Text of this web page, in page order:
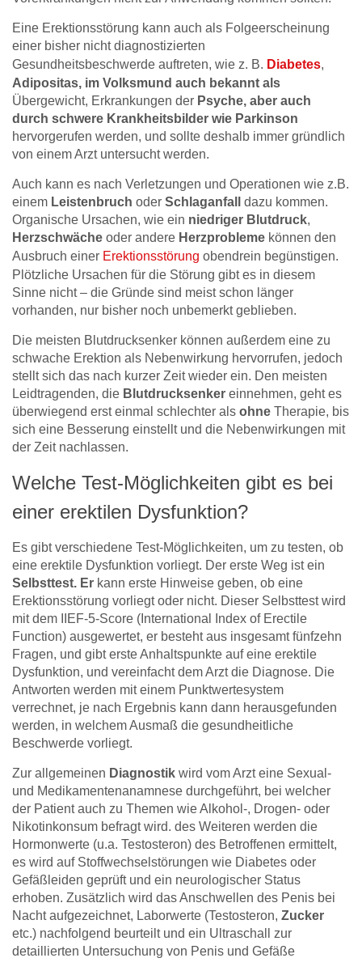
Eine Erektionsstörung kann auch als Folgeerscheinung
einer bisher nicht diagnostizierten
Gesundheitsbeschwerde auftreten, wie z. B. Diabetes,
Adipositas, im Volksmund auch bekannt als
Übergewicht, Erkrankungen der Psyche, aber auch
durch schwere Krankheitsbilder wie Parkinson
hervorgerufen werden, und sollte deshalb immer gründlich
von einem Arzt untersucht werden.
Auch kann es nach Verletzungen und Operationen wie z.B.
einem Leistenbruch oder Schlaganfall
dazu kommen.
Organische Ursachen, wie ein niedriger Blutdruck,
Herzschwäche oder andere Herzprobleme können den
Ausbruch einer Erektionsstörung obendrein begünstigen.
Plötzliche Ursachen für die Störung gibt es in diesem
Sinne nicht – die Gründe sind meist schon länger
vorhanden, nur bisher noch unbemerkt geblieben.
Die meisten Blutdrucksenker können außerdem eine zu
schwache Erektion als Nebenwirkung hervorrufen, jedoch
stellt sich das nach kurzer Zeit wieder ein. Den meisten
Leidtragenden, die Blutdrucksenker einnehmen, geht es
überwiegend erst einmal schlechter als ohne Therapie, bis
sich eine Besserung einstellt und die Nebenwirkungen mit
der Zeit nachlassen.
Welche Test-Möglichkeiten gibt es bei
einer erektilen Dysfunktion?
Es gibt verschiedene Test-Möglichkeiten, um zu testen, ob
eine erektile Dysfunktion vorliegt. Der erste Weg ist ein
Selbsttest. Er kann erste Hinweise geben, ob eine
Erektionsstörung vorliegt oder nicht. Dieser Selbsttest wird
mit dem IIEF-5-Score (International Index of Erectile
Function) ausgewertet, er besteht aus insgesamt fünfzehn
Fragen, und gibt erste Anhaltspunkte auf eine erektile
Dysfunktion, und vereinfacht dem Arzt die Diagnose. Die
Antworten werden mit einem Punktwertesystem
verrechnet, je nach Ergebnis kann dann herausgefunden
werden, in welchem Ausmaß die gesundheitliche
Beschwerde vorliegt.
Zur allgemeinen Diagnostik wird vom Arzt eine Sexual-
und Medikamentenanamnese durchgeführt, bei welcher
der Patient auch zu Themen wie Alkohol-, Drogen- oder
Nikotinkonsum befragt wird. des Weiteren werden die
Hormonwerte (u.a. Testosteron) des Betroffenen ermittelt,
es wird auf Stoffwechselstörungen wie Diabetes oder
Gefäßleiden geprüft und ein neurologischer Status
erhoben. Zusätzlich wird das Anschwellen des Penis bei
Nacht aufgezeichnet, Laborwerte (Testosteron, Zucker
etc.) nachfolgend beurteilt und ein Ultraschall zur
detaillierten Untersuchung von Penis und Gefäße